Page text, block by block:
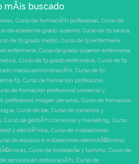
mÃ¡s buscado
, Curso de formaciÃ³n profesional, Curso de
de academia grado superior, Curso de fp basica,
de fp grado medio, Curso de fp enfermeria,
enfermeria, Curso de grado superior enfermeria,
, Curso de fp grado enfermeria, Curso de fp
medio administraciÃ³n, Curso de fp
fp, Curso de formacion profesional
de formacion profesional comercio y
profesional imagen personal, Curso de formacion
, Curso de loe, Curso de comercio y
, Curso de gestiÃ³n comercial y marketing, Curso
y electrÃ³nica, Curso de instalaciones
de equipos e instalaciones electrotÃ©cnicas,
, Curso de hostelerÃ­a y turismo, Curso de
servicios en restauraciÃ³n, Curso de